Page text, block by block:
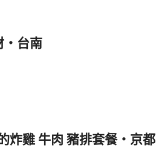
‧台南
炸雞 牛肉 豬排套餐‧京都